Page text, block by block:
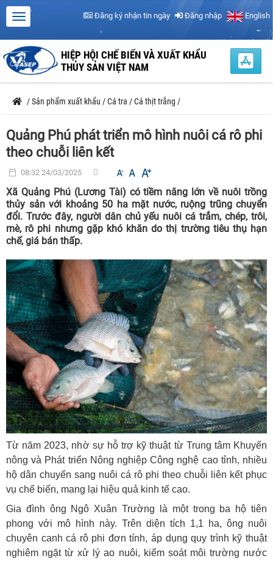
Đăng ký nhận tin ngày Đăng nhập English
HIỆP HỘI CHẾ BIẾN VÀ XUẤT KHẨU
THỦY SẢN VIỆT NAM
/Sản phẩm xuất khẩu /Cá tra /Cá thịt trắng /
Quảng Phú phát triển mô hình nuôi cá rô phi
theo chuỗi liên kết
08:32 24/03/2025
Xã Quảng Phú (Lương Tài) có tiềm năng lớn về nuôi trồng
thủy sản với khoảng 50 ha mặt nước, ruộng trũng chuyển
đổi. Trước đây, người dân chủ yếu nuôi cá trắm, chép, trôi,
mè, rô phi nhưng gặp khó khăn do thị trường tiêu thụ hạn
chế, giá bán thấp.
Từ năm 2023, nhờ sự hỗ trợ kỹ thuật từ Trung tâm Khuyến
nông và Phát triển Nông nghiệp Công nghệ cao tỉnh, nhiều
hộ dân chuyển sang nuôi cá rô phi theo chuỗi liên kết phục
vụ chế biến, mang lại hiệu quả kinh tế cao.
Gia đình ông Ngô Xuân Trường là một trong ba hộ tiên
phong với mô hình này. Trên diện tích 1,1 ha, ông nuôi
chuyên canh cá rô phi đơn tính, áp dụng quy trình kỹ thuật
nghiêm ngặt từ xử lý ao nuôi, kiểm soát môi trường nước